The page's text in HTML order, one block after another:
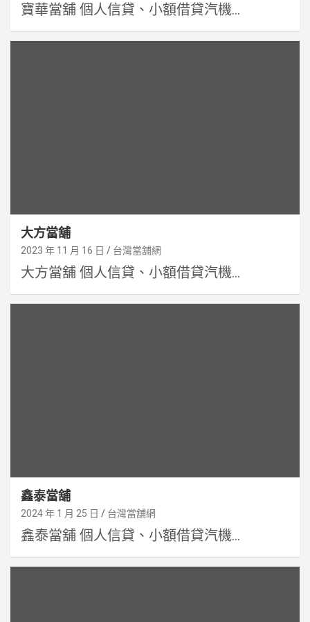
寶華當舖 個人信貸、小額借貸汽機...
大方當舖
2023 年 11 月 16 日 台灣當舖網
大方當舖 個人信貸、小額借貸汽機...
鑫泰當舖
2024 年 1 月 25 日 台灣當舖網
鑫泰當舖 個人信貸、小額借貸汽機...